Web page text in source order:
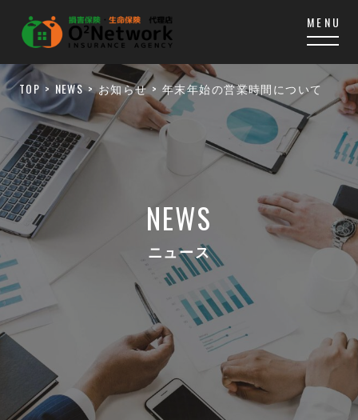
TOP NEWS お知らせ 年末年始の営業時間について
NEWS
ニュース